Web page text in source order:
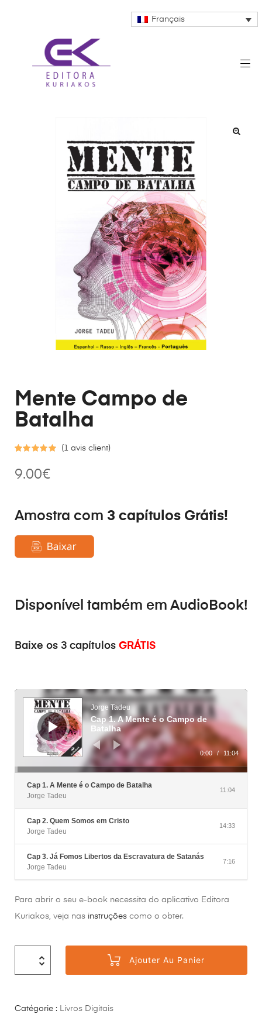
Français
Mente Campo de
Batalha
sur 5 basé
client
(1 avis client)
9.00€
Amostra com 3 capítulos Grátis!
Disponível também em AudioBook!
Baixe os 3 capítulos GRÁTIS
Lecteur
audio
Jorge Tadeu
Cap 1. A Mente é o Campo de
Batalha
0:00 / 11:04
Cap 1. A Mente é o Campo de Batalha
Jorge Tadeu
11:04
Cap 2. Quem Somos em Cristo
Jorge Tadeu
14:33
Cap 3. Já Fomos Libertos da Escravatura de Satanás
Jorge Tadeu
7:16
Para abrir o seu e-book necessita do aplicativo Editora
Kuriakos, veja nas instruções como o obter.
Ajouter Au Panier
Catégorie : Livros Digitais